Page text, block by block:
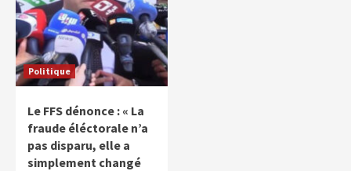
Politique
Le FFS dénonce : « La
fraude éléctorale n’a
pas disparu, elle a
simplement changé